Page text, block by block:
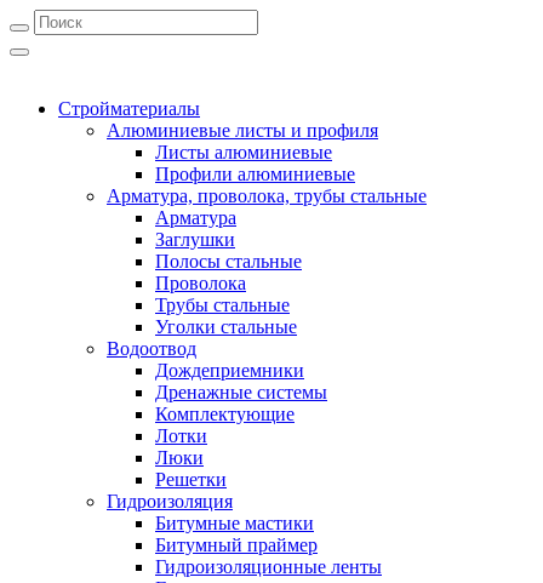
Стройматериалы
Алюминиевые листы и профиля
Листы алюминиевые
Профили алюминиевые
Арматура, проволока, трубы стальные
Арматура
Заглушки
Полосы стальные
Проволока
Трубы стальные
Уголки стальные
Водоотвод
Дождеприемники
Дренажные системы
Комплектующие
Лотки
Люки
Решетки
Гидроизоляция
Битумные мастики
Битумный праймер
Гидроизоляционные ленты